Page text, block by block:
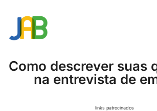
Como descrever suas
na entrevista de
links patrocinados